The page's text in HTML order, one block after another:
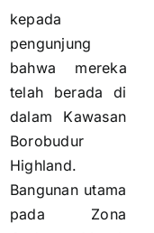
kepada
pengunjung
bahwa mereka
telah berada di
dalam Kawasan
Borobudur
Highland.
Bangunan utama
pada Zona